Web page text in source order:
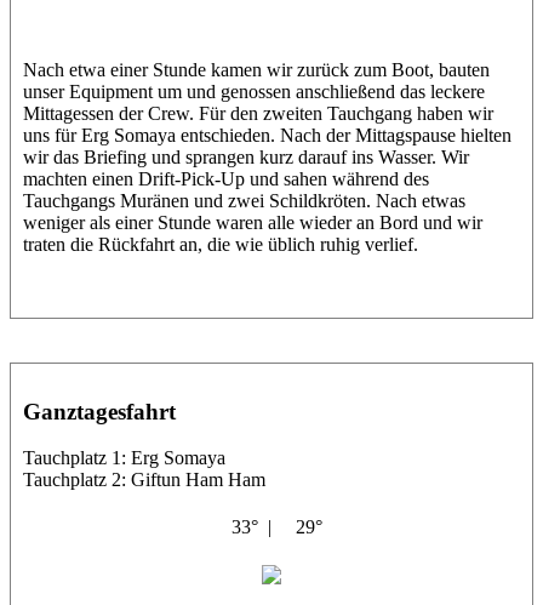
Nach etwa einer Stunde kamen wir zurück zum Boot, bauten
unser Equipment um und genossen anschließend das leckere
Mittagessen der Crew. Für den zweiten Tauchgang haben wir
uns für Erg Somaya entschieden. Nach der Mittagspause hielten
wir das Briefing und sprangen kurz darauf ins Wasser. Wir
machten einen Drift-Pick-Up und sahen während des
Tauchgangs Muränen und zwei Schildkröten. Nach etwas
weniger als einer Stunde waren alle wieder an Bord und wir
traten die Rückfahrt an, die wie üblich ruhig verlief.
Ganztagesfahrt
Tauchplatz 1: Erg Somaya
Tauchplatz 2: Giftun Ham Ham
33° | 29°